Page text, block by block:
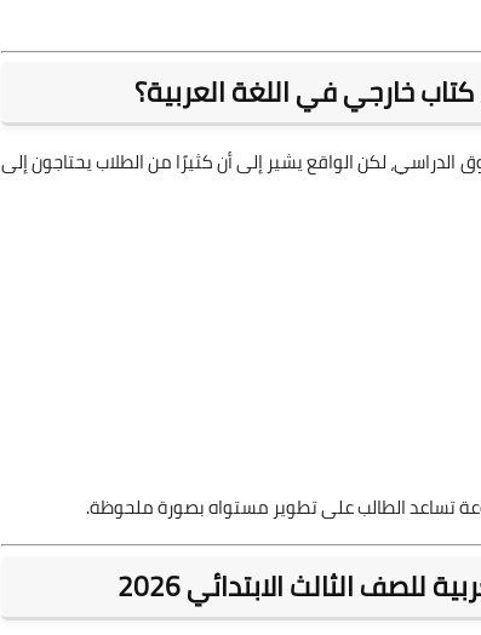
كتاب خارجي في اللغة العربية؟
لكن الواقع يشير إلى أن كثيرًا من الطلاب يحتاجون إلى
تساعد الطالب على تطوير مستواه بصورة ملحوظة.
الثالث الابتدائي 2026